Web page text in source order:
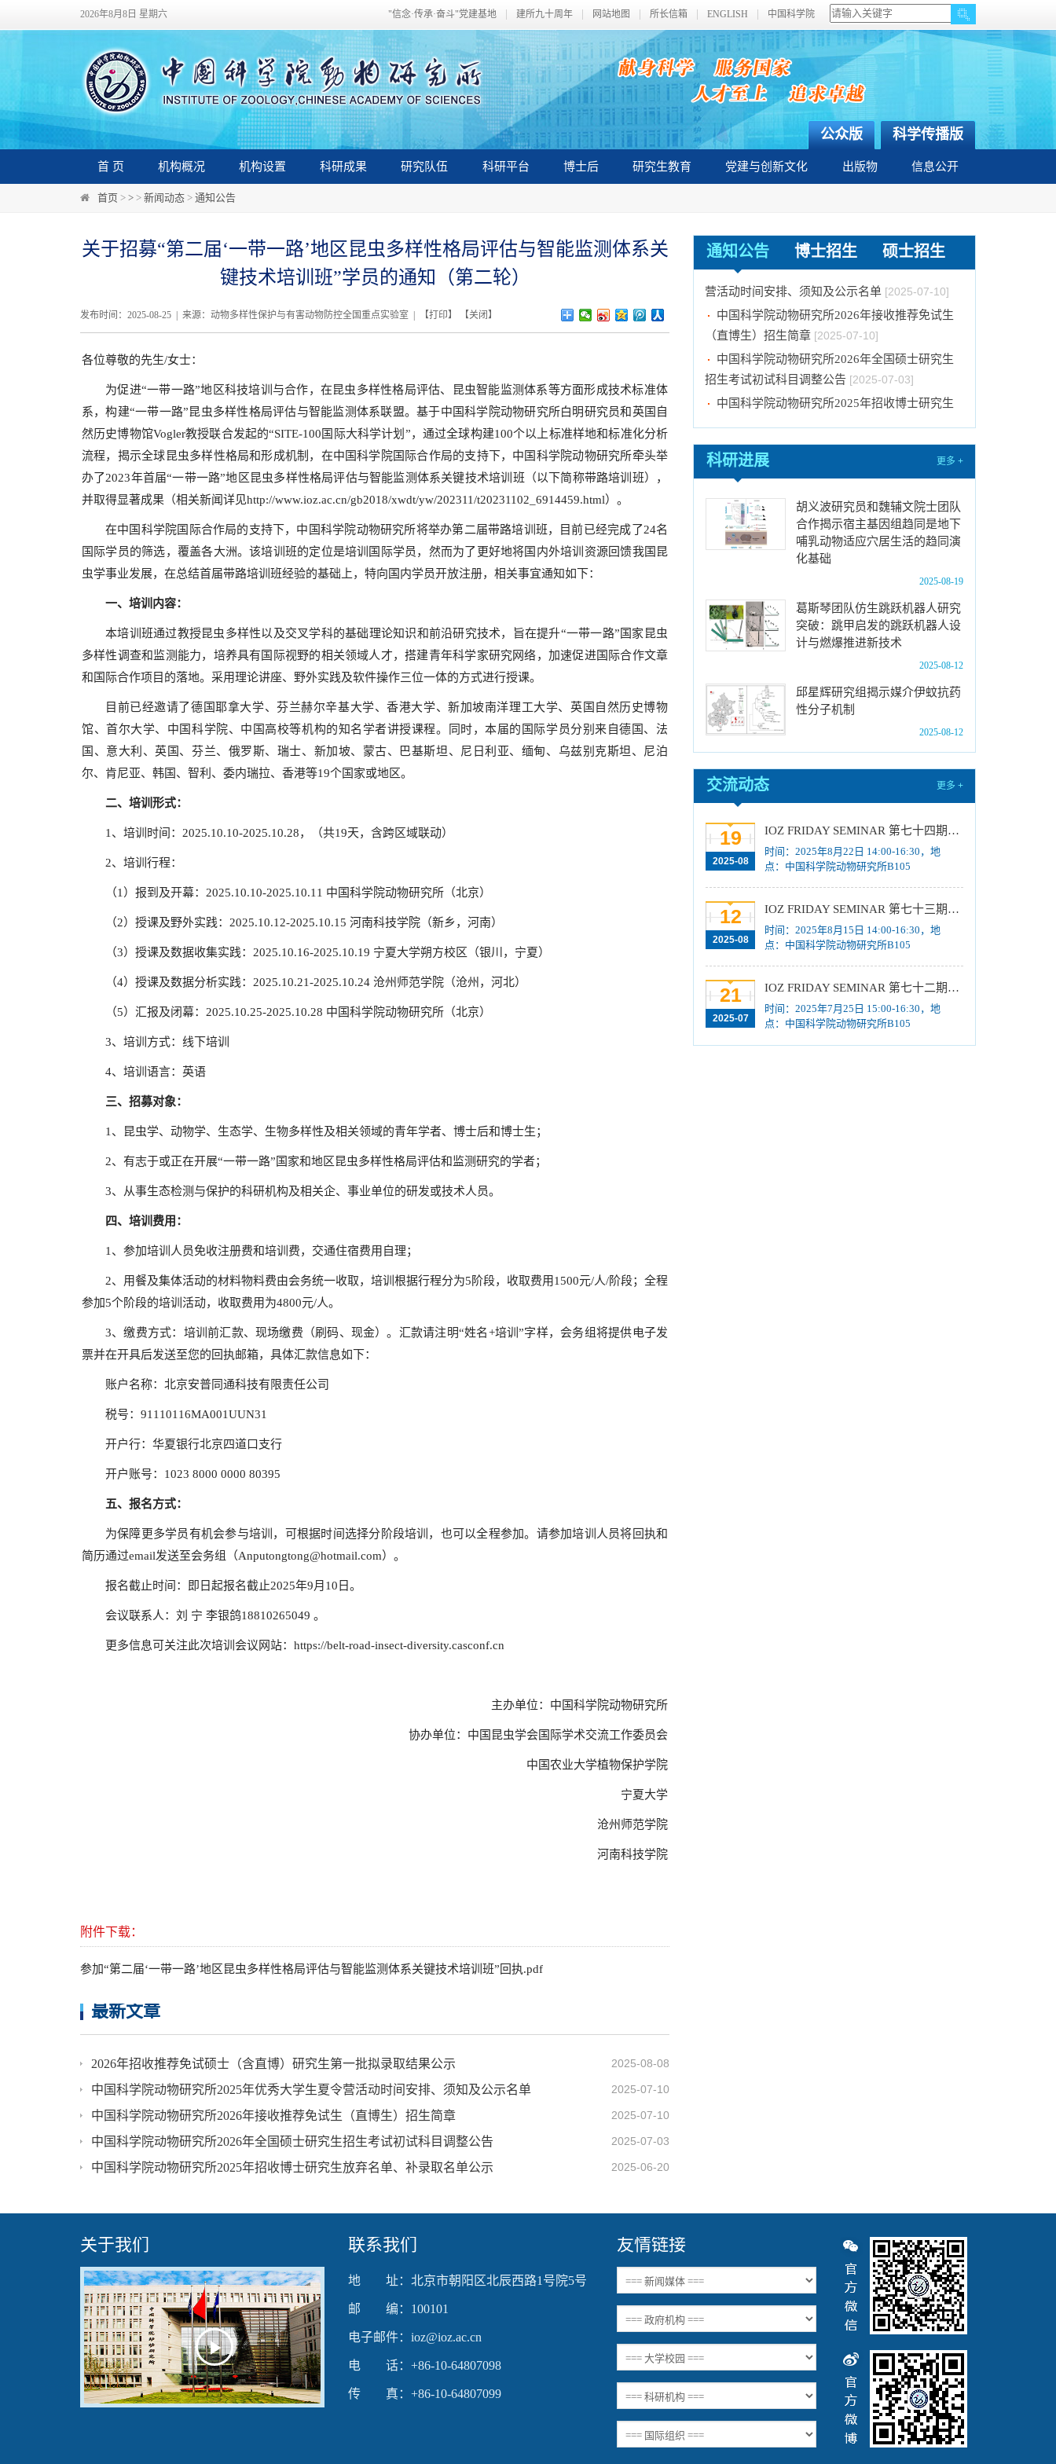
2026年8月8日 星期六 "信念·传承·奋斗"党建基地 建所九十周年 网站地图 所长信箱 ENGLISH 中国科学院
科学传播版
公众版
首 页 机构概况 机构设置 科研成果 研究队伍 科研平台 博士后 研究生教育 党建与创新文化 出版物 信息公开
首页 > > > 新闻动态 > 通知公告
关于招募“第二届‘一带一路’地区昆虫多样性格局评估与智能监测体系关
键技术培训班”学员的通知（第二轮）
发布时间：2025-08-25 | 来源：动物多样性保护与有害动物防控全国重点实验室 | 【打印】 【关闭 】
各位尊敬的先生/女士：
为促进“一带一路”地区科技培训与合作，在昆虫多样性格局评估、昆虫智能监测体系等方面形成技术标准体
系，构建“一带一路”昆虫多样性格局评估与智能监测体系联盟。基于中国科学院动物研究所白明研究员和英国自
然历史博物馆Vogler教授联合发起的“SITE-100国际大科学计划”，通过全球构建100个以上标准样地和标准化分析
流程，揭示全球昆虫多样性格局和形成机制，在中国科学院国际合作局的支持下，中国科学院动物研究所牵头举
办了2023年首届“一带一路”地区昆虫多样性格局评估与智能监测体系关键技术培训班（以下简称带路培训班），
并取得显著成果（相关新闻详见http://www.ioz.ac.cn/gb2018/xwdt/yw/202311/t20231102_6914459.html）。
在中国科学院国际合作局的支持下，中国科学院动物研究所将举办第二届带路培训班，目前已经完成了24名
国际学员的筛选，覆盖各大洲。该培训班的定位是培训国际学员，然而为了更好地将国内外培训资源回馈我国昆
虫学事业发展，在总结首届带路培训班经验的基础上，特向国内学员开放注册，相关事宜通知如下：
一、 培训内容：
本培训班通过教授昆虫多样性以及交叉学科的基础理论知识和前沿研究技术，旨在提升“一带一路”国家昆虫
多样性调查和监测能力，培养具有国际视野的相关领域人才，搭建青年科学家研究网络，加速促进国际合作文章
和国际合作项目的落地。采用理论讲座、野外实践及软件操作三位一体的方式进行授课。
目前已经邀请了德国耶拿大学、芬兰赫尔辛基大学、香港大学、新加坡南洋理工大学、英国自然历史博物
馆、首尔大学、中国科学院、中国高校等机构的知名学者讲授课程。同时，本届的国际学员分别来自德国、法
国、意大利、英国、芬兰、俄罗斯、瑞士、新加坡、蒙古、巴基斯坦、尼日利亚、缅甸、乌兹别克斯坦、尼泊
尔、肯尼亚、韩国、智利、委内瑞拉、香港等19个国家或地区。
二、 培训形式：
1、培训时间：2025.10.10-2025.10.28，（共19天，含跨区域联动）
2、培训行程：
（1）报到及开幕：2025.10.10-2025.10.11 中国科学院动物研究所（北京）
（2）授课及野外实践：2025.10.12-2025.10.15 河南科技学院（新乡，河南）
（3）授课及数据收集实践：2025.10.16-2025.10.19 宁夏大学朔方校区（银川，宁夏）
（4）授课及数据分析实践：2025.10.21-2025.10.24 沧州师范学院（沧州，河北）
（5）汇报及闭幕：2025.10.25-2025.10.28 中国科学院动物研究所（北京）
3、培训方式：线下培训
4、培训语言：英语
三、 招募对象：
1、昆虫学、动物学、生态学、生物多样性及相关领域的青年学者、博士后和博士生；
2、有志于或正在开展“一带一路”国家和地区昆虫多样性格局评估和监测研究的学者；
3、从事生态检测与保护的科研机构及相关企、事业单位的研发或技术人员。
四、 培训费用：
1、参加培训人员免收注册费和培训费，交通住宿费用自理；
2、用餐及集体活动的材料物料费由会务统一收取，培训根据行程分为5阶段，收取费用1500元/人/阶段；全程
参加5个阶段的培训活动，收取费用为4800元/人。
3、缴费方式：培训前汇款、现场缴费（刷码、现金）。汇款请注明“姓名+培训”字样，会务组将提供电子发
票并在开具后发送至您的回执邮箱，具体汇款信息如下：
账户名称：北京安普同通科技有限责任公司
税号：91110116MA001UUN31
开户行：华夏银行北京四道口支行
开户账号：1023 8000 0000 80395
五、 报名方式：
为保障更多学员有机会参与培训，可根据时间选择分阶段培训，也可以全程参加。请参加培训人员将回执和
简历通过email发送至会务组（Anputongtong@hotmail.com）。
报名截止时间：即日起报名截止2025年9月10日。
会议联系人：刘 宁 李银鸽18810265049 。
更多信息可关注此次培训会议网站： https://belt-road-insect-diversity.casconf.cn
主办单位：中国科学院动物研究所
协办单位：中国昆虫学会国际学术交流工作委员会
中国农业大学植物保护学院
宁夏大学
沧州师范学院
河南科技学院
附件下载：
参加“第二届‘一带一路’地区昆虫多样性格局评估与智能监测体系关键技术培训班”回执.pdf
最新文章
2025-08-08
2026年招收推荐免试硕士（含直博）研究生第一批拟录取结果公示
2025-07-10
中国科学院动物研究所2025年优秀大学生夏令营活动时间安排、须知及公示名单
2025-07-10
中国科学院动物研究所2026年接收推荐免试生（直博生）招生简章
2025-07-03
中国科学院动物研究所2026年全国硕士研究生招生考试初试科目调整公告
2025-06-20
中国科学院动物研究所2025年招收博士研究生放弃名单、补录取名单公示
通知公告 博士招生 硕士招生
一批拟录取结果公示[2025-08-08]
中国科学院动物研究所2025年优秀大学生夏令
（直博生）招生简章[2025-07-10]
招生考试初试科目调整公告[2025-07-03]
放弃名单、补录取名单公示[2025-06-20]
放弃名单、补录取名单公示
中国科学院动物研究所2025年招收博士研究生
放弃名单、补录取名单公示 [2025-06-04]
中国科学院动物研究所2025年招收博士研究生
拟录取名单公示
[2025-06-04]
2026年招收推荐免试硕士（含直博）研究生第
中国科学院动物研究所2025年优秀大学生夏令
营活动时间安排、须知及公示名单[2025-07-10]
中国科学院动物研究所2026年接收推荐免试生
中国科学院动物研究所2026年全国硕士研究生
招生考试初试科目调整公告 [2025-07-03]
中国科学院动物研究所2025年招收博士研究生
放弃名单、补录取名单公示[2025-06-11]
中国科学院动物研究所2025年招收博士研究生
放弃名单、补录取名单公示[2025-06-04]
中国科学院动物研究所2025年招收博士研究生
科研进展 更多 +
胡义波研究员和魏辅文院士团队
合作揭示宿主基因组趋同是地下
哺乳动物适应穴居生活的趋同演
化基础
2025-08-19
葛斯琴团队仿生跳跃机器人研究
突破：跳甲启发的跳跃机器人设
计与燃爆推进新技术
2025-08-12
邱星辉研究组揭示媒介伊蚊抗药
性分子机制
2025-08-12
交流动态 更多 +
19
2025-08
IOZ FRIDAY SEMINAR 第七十四期：Mapping the international trade in South Africa's succulent flora: Using CITES trade data for demand and supply network analysis.、List of species most trafficked in Brazil and of interest to international trade、Managing human-wildlife interactions & tackling illegal wildlife trade in Singapore.
时间：2025年8月22日 14:00-16:30，地
点：中国科学院动物研究所B105
12
2025-08
IOZ FRIDAY SEMINAR 第七十三期：Single cell/ single molecule RNA structure heterogeneity and its regulation、Somatic Mobile Element Insertions in Human Brain Development and Neurodevelopmental Disorders
时间：2025年8月15日 14:00-16:30，地
点：中国科学院动物研究所B105
21
2025-07
IOZ FRIDAY SEMINAR 第七十二期：Transposable elements drive genetic and epigenetic variation relevant for adaptive evolution across species、Tailoring engagement: Innovative Science Communication through Art, Culture, and Citizen Voices
时间：2025年7月25日 15:00-16:30，地
点：中国科学院动物研究所B105
关于我们
Play
Video
联系我们
地 址：北京市朝阳区北辰西路1号院5号
邮 编：100101
电子邮件：ioz@ioz.ac.cn
电 话：+86-10-64807098
传 真：+86-10-64807099
友情链接